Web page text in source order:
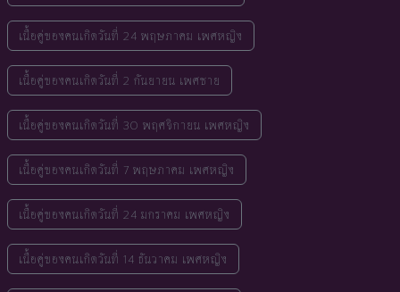
เนื้อคู่ของคนเกิดวันที่ 24 พฤษภาคม เพศหญิง
เนื้อคู่ของคนเกิดวันที่ 2 กันยายน เพศชาย
เนื้อคู่ของคนเกิดวันที่ 30 พฤศจิกายน เพศหญิง
เนื้อคู่ของคนเกิดวันที่ 7 พฤษภาคม เพศหญิง
เนื้อคู่ของคนเกิดวันที่ 24 มกราคม เพศหญิง
เนื้อคู่ของคนเกิดวันที่ 14 ธันวาคม เพศหญิง